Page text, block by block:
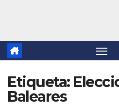
Etiqueta:
Baleares